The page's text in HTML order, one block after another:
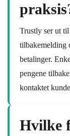
Trustly ser ut
tilbakemelding
betalinger.
pengene
kontaktet
Hvilke